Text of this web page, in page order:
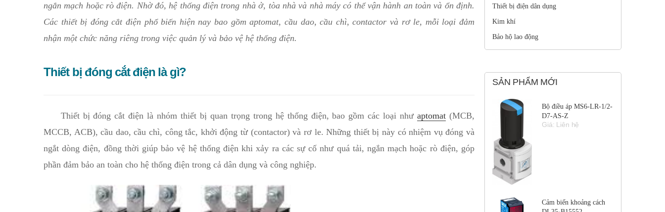
ngắn mạch hoặc rò điện. Nhờ đó, hệ thống điện trong nhà ở, tòa nhà và nhà máy có thể vận hành an toàn và ổn định.
Các thiết bị đóng cắt điện phổ biến hiện nay bao gồm aptomat, cầu dao, cầu chì, contactor và rơ le, mỗi loại đảm
nhận một chức năng riêng trong việc quản lý và bảo vệ hệ thống điện.
Thiết bị đóng cắt điện là gì?
Thiết bị đóng cắt điện là nhóm thiết bị quan trọng trong hệ thống điện, bao gồm các loại nhưaptomat (MCB,
MCCB, ACB), cầu dao, cầu chì, công tắc, khởi động từ (contactor) và rơ le. Những thiết bị này có nhiệm vụ đóng và
ngắt dòng điện, đồng thời giúp bảo vệ hệ thống điện khi xảy ra các sự cố như quá tải, ngắn mạch hoặc rò điện, góp
phần đảm bảo an toàn cho hệ thống điện trong cả dân dụng và công nghiệp.
Thiết bị điện dân dụng
Kim khí
Bảo hộ lao động
SẢN PHẨM MỚI
Bộ điều áp MS6-LR-1/2-
D7-AS-Z
Giá: Liên hệ
Cảm biến khoảng cách